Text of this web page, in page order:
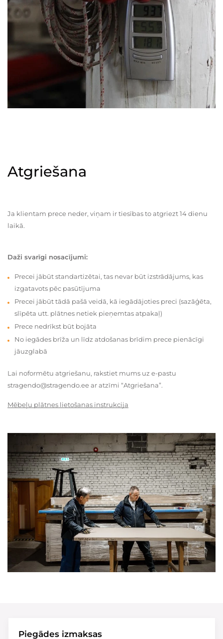
Atgriešana
Ja klientam prece neder, viņam ir tiesības to atgriezt 14 dienu
laikā.
Daži svarīgi nosacījumi:
Precei jābūt standartizētai, tas nevar būt izstrādājums, kas
izgatavots pēc pasūtījuma
Precei jābūt tādā pašā veidā, kā iegādājoties preci (sazāģēta,
slīpēta utt. plātnes netiek pieņemtas atpakaļ)
Prece nedrīkst būt bojāta
No iegādes brīža un līdz atdošanas brīdim prece pienācīgi
jāuzglabā
Lai noformētu atgriešanu, rakstiet mums uz e-pastu
stragendo@stragendo.ee ar atzīmi “Atgriešana”.
Mēbeļu plātnes lietošanas instrukcija
Piegādes izmaksas